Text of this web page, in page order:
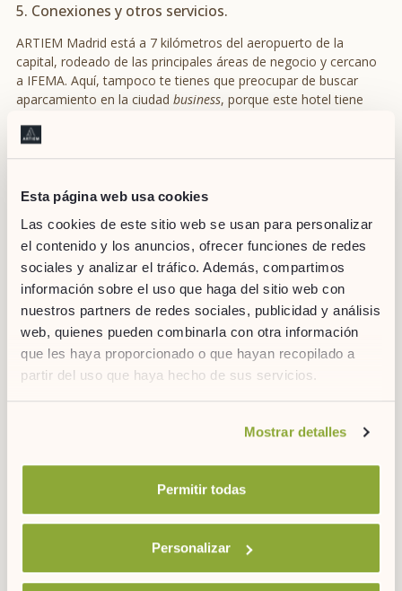
Esta página web usa cookies
Las cookies de este sitio web se usan para personalizar
el contenido y los anuncios, ofrecer funciones de redes
sociales y analizar el tráfico. Además, compartimos
información sobre el uso que haga del sitio web con
nuestros partners de redes sociales, publicidad y análisis
web, quienes pueden combinarla con otra información
que les haya proporcionado o que hayan recopilado a
partir del uso que haya hecho de sus servicios.
Mostrar detalles
Permitir todas
Personalizar
5. Conexiones y otros servicios.
ARTIEM Madrid está a 7 kilómetros del aeropuerto de la
capital, rodeado de las principales áreas de negocio y cercano
a IFEMA. Aquí, tampoco te tienes que preocupar de buscar
aparcamiento en la ciudad business, porque este hotel tiene
especial.
Planificar la jornada, zanjar temas pendientes a final del día o
Ahora, también podrás disfrutar de lo que haces en un espacio
único, a muchos kilómetros de tu hogar y creyendo que estás
en él. Porque ya sabes que, cuando trabajes en la capital,
tienes una casa en Madrid.
DESCARGAS
PARA DESCUBRIR MÁS